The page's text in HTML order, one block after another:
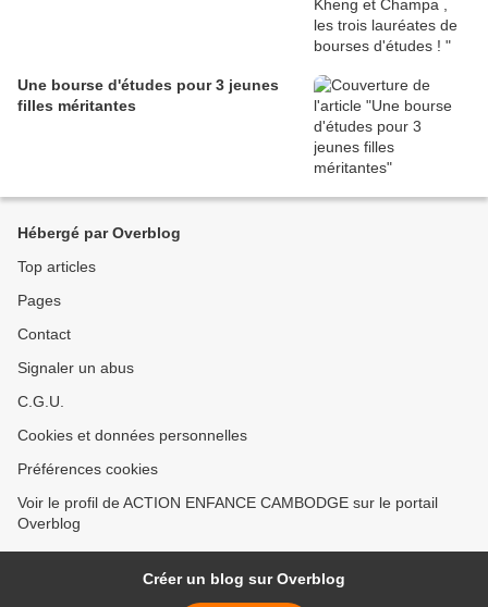
Une bourse d'études pour 3 jeunes
filles méritantes
Hébergé par Overblog
Top articles
Pages
Contact
Signaler un abus
C.G.U.
Cookies et données personnelles
Préférences cookies
Voir le profil de ACTION ENFANCE CAMBODGE sur le portail
Overblog
Créer un blog sur Overblog